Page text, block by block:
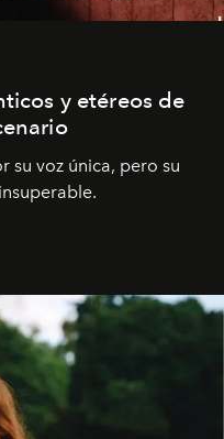
y etéreos de
su voz única, pero su